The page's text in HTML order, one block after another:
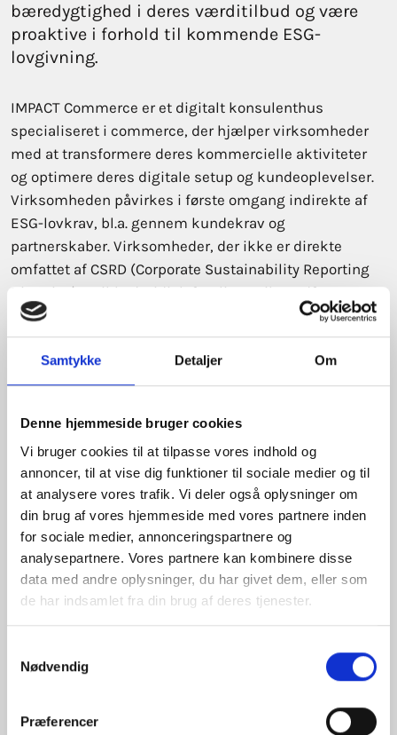
Samtykke Detaljer Om
Denne hjemmeside bruger cookies
Vi bruger cookies til at tilpasse vores indhold og
annoncer, til at vise dig funktioner til sociale medier og til
at analysere vores trafik. Vi deler også oplysninger om
din brug af vores hjemmeside med vores partnere inden
for sociale medier, annonceringspartnere og
analysepartnere. Vores partnere kan kombinere disse
data med andre oplysninger, du har givet dem, eller som
de har indsamlet fra din brug af deres tjenester.
Nødvendig
Præferencer
bæredygtighed i deres værditilbud og være
proaktive i forhold til kommende ESG-
lovgivning.
IMPACT Commerce er et digitalt konsulenthus
specialiseret i commerce, der hjælper virksomheder
med at transformere deres kommercielle aktiviteter
og optimere deres digitale setup og kundeoplevelser.
Virksomheden påvirkes i første omgang indirekte af
ESG-lovkrav, bl.a. gennem kundekrav og
partnerskaber. Virksomheder, der ikke er direkte
omfattet af CSRD (Corporate Sustainability Reporting
Directive), er ikke juridisk forpligtet til at udføre en
dobbelt væsentlighedsanalyse (DMA). Men der er flere
gode grunde til, at det stadig kan være en værdifuld
investering for din virksomhed. Det kan du læse mere
omher.
Louise Klüwer
, Sustainability Lead hos IMPACT, har i
det seneste år arbejdet strategisk på at integrere ESG i
virksomhedens kerneforretning. Hendes hovedopgave
har været at skabe en sammenhængende og
strategisk tilgang til ESG med et skarpt fokus på både
interne processer og kundeløsninger.
IMPACT Commerce har defineret seks strategiske
sustainability services, som du kan læse mere omher.